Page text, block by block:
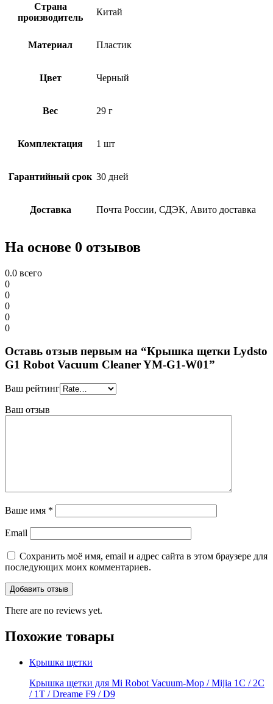
Страна
производитель
Китай
Материал Пластик
Цвет Черный
Вес 29 г
Комплектация 1 шт
Гарантийный срок 30 дней
Доставка Почта России, СДЭК, Авито доставка
На основе 0 отзывов
0.0 всего
0
0
0
0
0
Оставь отзыв первым на “Крышка щетки Lydsto
G1 Robot Vacuum Cleaner YM-G1-W01”
Ваш рейтинг
Ваш отзыв
Ваше имя *
Email
Сохранить моё имя, email и адрес сайта в этом браузере для
последующих моих комментариев.
There are no reviews yet.
Похожие товары
Крышка щетки
Крышка щетки для Mi Robot Vacuum-Mop / Mijia 1C / 2C
/ 1T / Dreame F9 / D9